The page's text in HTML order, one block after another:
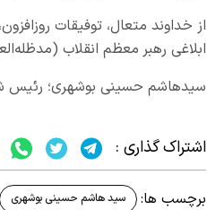
از خداوند متعال، توفیقات
ابلاغی رهبر معظم انقلاب
سیدهاشم حسینی بوشهری؛ رئیس
اشتراک گذاری :
برچسب ها: سید هاشم حسینی بوشهری